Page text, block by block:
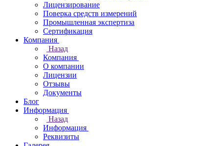
Лицензирование
Поверка средств измерений
Промышленная экспертиза
Сертификация
Компания
Назад
Компания
О компании
Лицензии
Отзывы
Документы
Блог
Информация
Назад
Информация
Реквизиты